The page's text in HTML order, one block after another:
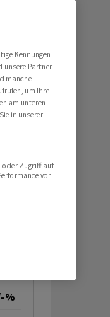
%
Kennungen
unsere Partner
manche
um Ihre
am unteren
in unserer
oder Zugriff auf
von